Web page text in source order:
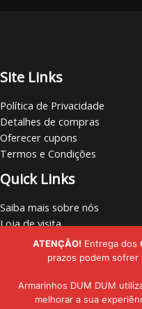
Site Links
Política de Privacidade
Detalhes de compras
Oferecer cupons
Termos e Condições
Quick Links
Saiba mais sobre nós
Loja de visita
Vamos nos conectar
Localize lojas
ATENÇÃO! Entrega dos
prazos podem sofrer
Armarinhos DUM DUM
melhorar a sua